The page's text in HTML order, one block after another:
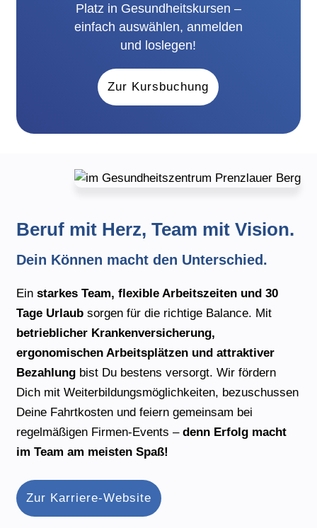
Platz in Gesundheitskursen –
einfach auswählen, anmelden
und loslegen!
Zur Kursbuchung
Beruf mit Herz, Team mit Vision.
Dein Können macht den Unterschied.
Ein starkes Team, flexible Arbeitszeiten und 30
Tage Urlaub sorgen für die richtige Balance. Mit
betrieblicher Krankenversicherung,
ergonomischen Arbeitsplätzen und attraktiver
Bezahlung bist Du bestens versorgt. Wir fördern
Dich mit Weiterbildungsmöglichkeiten, bezuschussen
Deine Fahrtkosten und feiern gemeinsam bei
regelmäßigen Firmen-Events –denn Erfolg macht
im Team am meisten Spaß!
Zur Karriere-Website